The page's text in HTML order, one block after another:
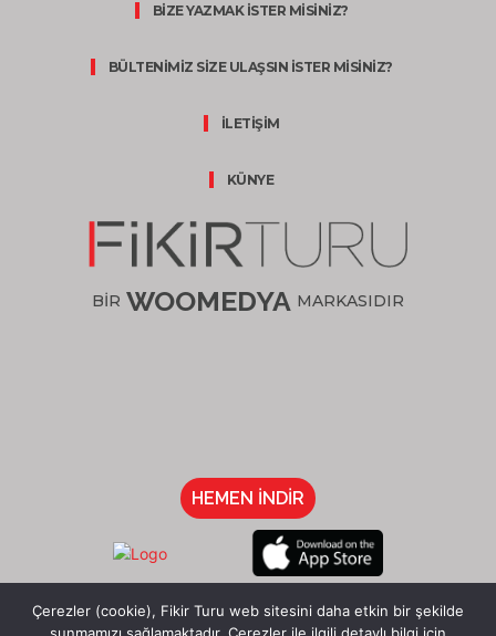
BİZE YAZMAK İSTER MİSİNİZ?
BÜLTENİMİZ SİZE ULAŞSIN İSTER MİSİNİZ?
İLETİŞİM
KÜNYE
BİR WOOMEDYA MARKASIDIR
HEMEN İNDİR
Çerezler (cookie), Fikir Turu web sitesini daha etkin bir şekilde